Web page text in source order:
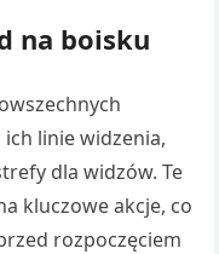
na boisku
linie widzenia,
dla widzów. Te
kluczowe akcje, co
rozpoczęciem